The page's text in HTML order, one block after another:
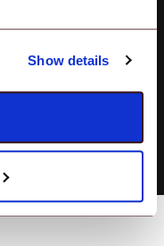
Show details